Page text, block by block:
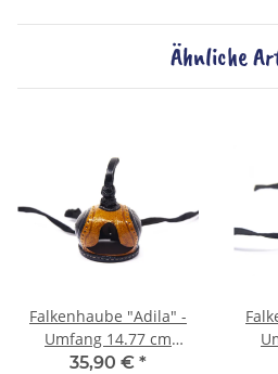
Ähnliche
Falkenhaube "Adila" -
Umfang 14.77 cm
schwarz/cognac
35,90 € *